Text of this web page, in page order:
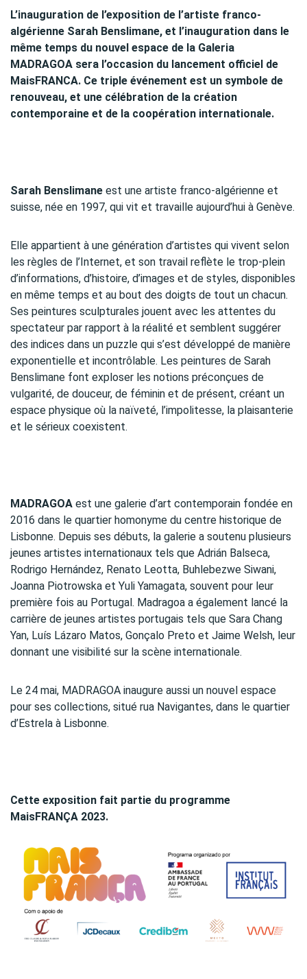
L’inauguration de l’exposition de l’artiste franco-
algérienne Sarah Benslimane, et l’inauguration dans le
même temps du nouvel espace de la Galeria
MADRAGOA sera l’occasion du lancement officiel de
MaisFRANCA. Ce triple événement est un symbole de
renouveau, et une célébration de la création
contemporaine et de la coopération internationale.
Sarah Benslimane est une artiste franco-algérienne et
suisse, née en 1997, qui vit et travaille aujourd’hui à Genève.
Elle appartient à une génération d’artistes qui vivent selon
les règles de l’Internet, et son travail reflète le trop-plein
d’informations, d’histoire, d’images et de styles, disponibles
en même temps et au bout des doigts de tout un chacun.
Ses peintures sculpturales jouent avec les attentes du
spectateur par rapport à la réalité et semblent suggérer
des indices dans un puzzle qui s’est développé de manière
exponentielle et incontrôlable. Les peintures de Sarah
Benslimane font exploser les notions préconçues de
vulgarité, de douceur, de féminin et de présent, créant un
espace physique où la naïveté, l’impolitesse, la plaisanterie
et le sérieux coexistent.
MADRAGOA est une galerie d’art contemporain fondée en
2016 dans le quartier homonyme du centre historique de
Lisbonne. Depuis ses débuts, la galerie a soutenu plusieurs
jeunes artistes internationaux tels que Adrián Balseca,
Rodrigo Hernández, Renato Leotta, Buhlebezwe Siwani,
Joanna Piotrowska et Yuli Yamagata, souvent pour leur
première fois au Portugal. Madragoa a également lancé la
carrière de jeunes artistes portugais tels que Sara Chang
Yan, Luís Lázaro Matos, Gonçalo Preto et Jaime Welsh, leur
donnant une visibilité sur la scène internationale.
Le 24 mai, MADRAGOA inaugure aussi un nouvel espace
pour ses collections, situé rua Navigantes, dans le quartier
d’Estrela à Lisbonne.
Cette exposition fait partie du programme
MaisFRANÇA 2023.